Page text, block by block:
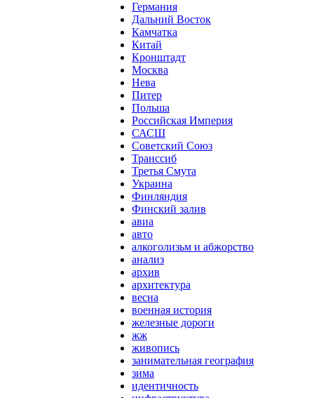
Германия
Дальний Восток
Камчатка
Китай
Кронштадт
Москва
Нева
Питер
Польша
Российская Империя
САСШ
Советский Союз
Транссиб
Третья Смута
Украина
Финляндия
Финский залив
авиа
авто
алкоголизьм и абжорство
анализ
архив
архитектура
весна
военная история
железные дороги
жж
живопись
занимательная география
зима
идентичность